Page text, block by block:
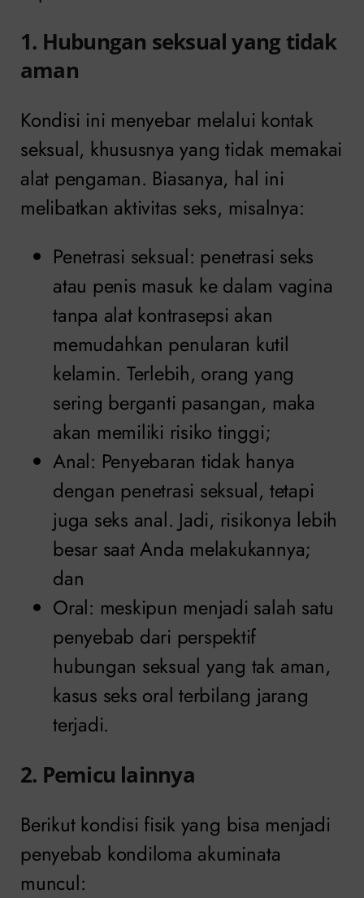
1. Hubungan seksual yang tidak
aman
Kondisi ini menyebar melalui kontak
seksual, khususnya yang tidak memakai
alat pengaman. Biasanya, hal ini
melibatkan aktivitas seks, misalnya:
Penetrasi seksual: penetrasi seks
atau penis masuk ke dalam vagina
tanpa alat kontrasepsi akan
memudahkan penularan kutil
kelamin. Terlebih, orang yang
sering berganti pasangan, maka
akan memiliki risiko tinggi;
Anal: Penyebaran tidak hanya
dengan penetrasi seksual, tetapi
juga seks anal. Jadi, risikonya lebih
besar saat Anda melakukannya;
dan
Oral: meskipun menjadi salah satu
penyebab dari perspektif
hubungan seksual yang tak aman,
kasus seks oral terbilang jarang
terjadi.
2. Pemicu lainnya
Berikut kondisi fisik yang bisa menjadi
penyebab kondiloma akuminata
muncul: